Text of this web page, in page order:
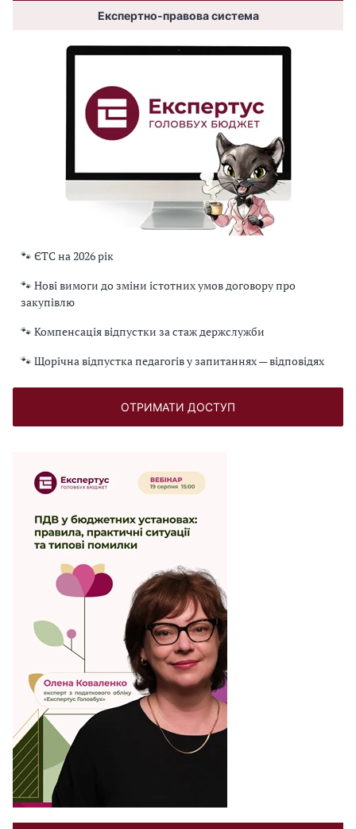
Експертно-правова система
🐾 ЄТС на 2026 рік
🐾 Нові вимоги до зміни істотних умов договору про
закупівлю
🐾 Компенсація відпустки за стаж держслужби
🐾 Щорічна відпустка педагогів у запитаннях — відповідях
ОТРИМАТИ ДОСТУП